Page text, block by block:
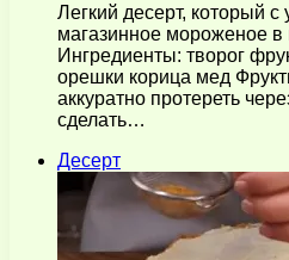
Легкий десерт, который
магазинное мороженое в
Ингредиенты: творог
орешки корица мед
аккуратно протереть
сделать…
Десерт